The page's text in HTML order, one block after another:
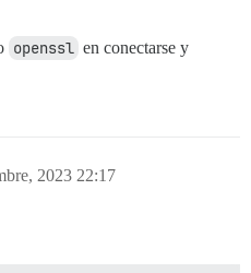
openssl en conectarse y
2023 22:17